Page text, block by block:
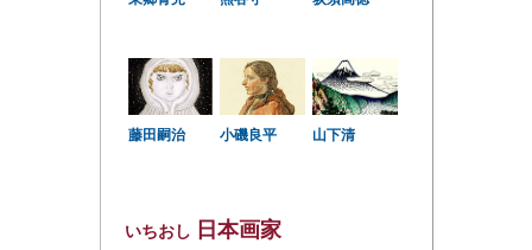
藤田嗣治 小磯良平 山下清
いちおし 日本画家